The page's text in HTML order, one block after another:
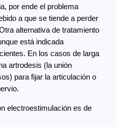
por ende el problema
a que se tiende a perder
alternativa de tratamiento
está indicada
En los casos de larga
artrodesis (la unión
para fijar la articulación o
electroestimulación es de